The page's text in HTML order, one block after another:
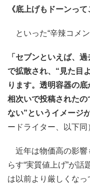
《底上げもドーンっ
といった“辛辣コメン
「セブンといえば、
で拡散され、“見た目
ります。透明容器の
相次いで投稿された
ない”というイメージ
ードライター、以下同
近年は物価高の影響
らす“実質値上げ”が話
は以前より厳しくなっ